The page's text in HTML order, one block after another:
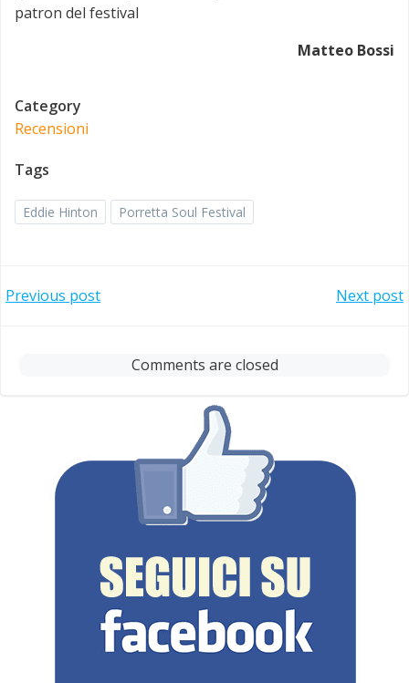
patron del festival
Matteo Bossi
Category
Recensioni
Tags
Eddie Hinton Porretta Soul Festival
Post
navigation
Previous post
navigation
Next post
Comments are closed